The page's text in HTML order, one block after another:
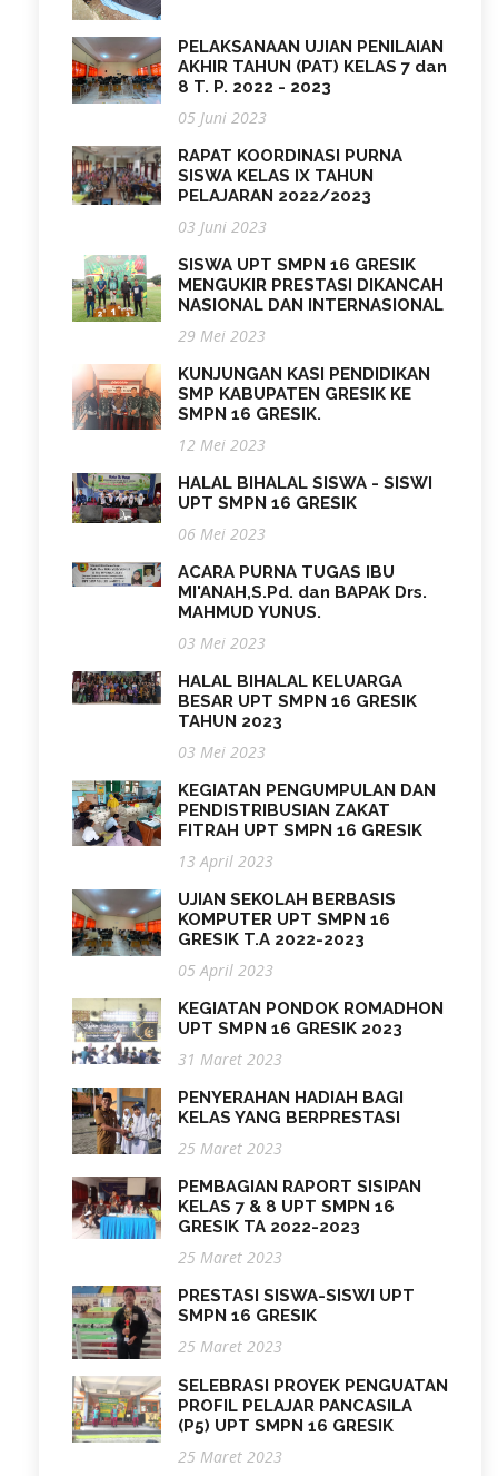
PELAKSANAAN UJIAN PENILAIAN
AKHIR TAHUN (PAT) KELAS 7 dan
8 T. P. 2022 - 2023
05 Juni 2023
RAPAT KOORDINASI PURNA
SISWA KELAS IX TAHUN
PELAJARAN 2022/2023
03 Juni 2023
SISWA UPT SMPN 16 GRESIK
MENGUKIR PRESTASI DIKANCAH
NASIONAL DAN INTERNASIONAL
29 Mei 2023
KUNJUNGAN KASI PENDIDIKAN
SMP KABUPATEN GRESIK KE
SMPN 16 GRESIK.
12 Mei 2023
HALAL BIHALAL SISWA - SISWI
UPT SMPN 16 GRESIK
06 Mei 2023
ACARA PURNA TUGAS IBU
MI'ANAH,S.Pd. dan BAPAK Drs.
MAHMUD YUNUS.
03 Mei 2023
HALAL BIHALAL KELUARGA
BESAR UPT SMPN 16 GRESIK
TAHUN 2023
03 Mei 2023
KEGIATAN PENGUMPULAN DAN
PENDISTRIBUSIAN ZAKAT
FITRAH UPT SMPN 16 GRESIK
13 April 2023
UJIAN SEKOLAH BERBASIS
KOMPUTER UPT SMPN 16
GRESIK T.A 2022-2023
05 April 2023
KEGIATAN PONDOK ROMADHON
UPT SMPN 16 GRESIK 2023
31 Maret 2023
PENYERAHAN HADIAH BAGI
KELAS YANG BERPRESTASI
25 Maret 2023
PEMBAGIAN RAPORT SISIPAN
KELAS 7 & 8 UPT SMPN 16
GRESIK TA 2022-2023
25 Maret 2023
PRESTASI SISWA-SISWI UPT
SMPN 16 GRESIK
25 Maret 2023
SELEBRASI PROYEK PENGUATAN
PROFIL PELAJAR PANCASILA
(P5) UPT SMPN 16 GRESIK
25 Maret 2023